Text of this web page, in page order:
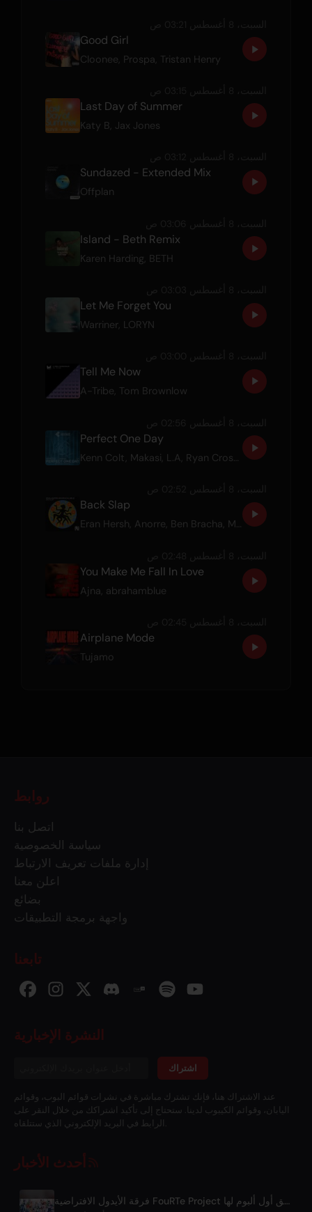
السبت، 8 أغسطس 03:21 ص
Good Girl
Cloonee Prospa Tristan Henry
السبت، 8 أغسطس 03:15 ص
Last Day of Summer
Katy B Jax Jones
السبت، 8 أغسطس 03:12 ص
Sundazed - Extended Mix
Offplan
السبت، 8 أغسطس 03:06 ص
Island - Beth Remix
Karen Harding BETH
السبت، 8 أغسطس 03:03 ص
Let Me Forget You
Warriner LORYN
السبت، 8 أغسطس 03:00 ص
Tell Me Now
A-Tribe Tom Brownlow
السبت، 8 أغسطس 02:56 ص
Perfect One Day
Kenn Colt Makasi L.A Ryan Crosby
السبت، 8 أغسطس 02:52 ص
Back Slap
Eran Hersh Anorre Ben Bracha MELØ
السبت، 8 أغسطس 02:48 ص
You Make Me Fall In Love
Ajna abrahamblue
السبت، 8 أغسطس 02:45 ص
Airplane Mode
Tujamo
روابط
اتصل بنا
سياسة الخصوصية
إدارة ملفات تعريف الارتباط
اعلن معنا
بضائع
واجهة برمجة التطبيقات
تابعنا
النشرة الإخبارية
اشتراك
عند الاشتراك هنا، فإنك تشترك مباشرة في نشرات قوائم البوب، وقوائم
اليابان، وقوائم الكيبوب لدينا. ستحتاج إلى تأكيد اشتراكك من خلال النقر على
الرابط في البريد الإلكتروني الذي ستتلقاه.
أحدث الأخبار
فرقة الأيدول الافتراضية FouRTe Project تطلق أول ألبوم لها 'ALL IN' من إنتاج ☆تاكو تاكاهاشي من m-flo